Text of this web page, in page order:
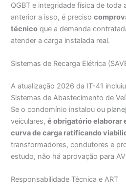
QGBT e integridade física de toda
anterior a isso, é preciso
técnico que a demanda
atender a carga instalada real.
Sistemas de Recarga Elétrica
A atualização 2026 da IT-41
Sistemas de Abastecimento de
Se o condomínio instalou ou
veiculares,é obrigatório elaborar
curva de carga ratificando
transformadores, condutores e
estudo, não há aprovação para
Responsabilidade Técnica e ART